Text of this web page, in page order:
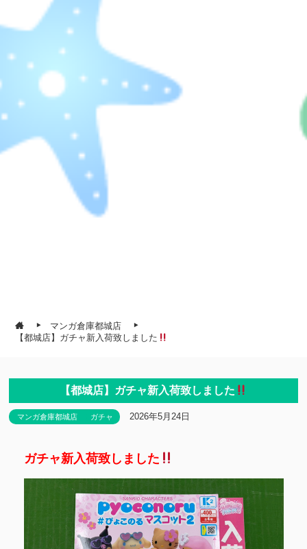
マンガ倉庫都城店
【都城店】ガチャ新入荷致しました
【都城店】ガチャ新入荷致しました
マンガ倉庫都城店 ガチャ 2026年5月24日
ガチャ新入荷致しました